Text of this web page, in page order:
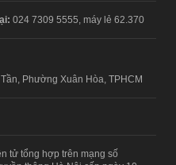
024 7309 5555, máy lẻ 62.370
Phường Xuân Hòa, TPHCM
tử tổng hợp trên mạng số